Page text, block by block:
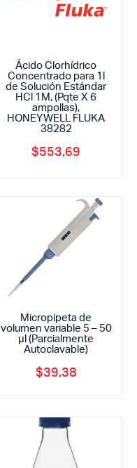
Ácido Clorhídrico
Concentrado para 1l
de Solución Estándar
HCl 1M, (Pqte X 6
ampollas),
HONEYWELL FLUKA
38282
$553,69
Micropipeta de
volumen variable 5 – 50
μl (Parcialmente
Autoclavable)
$39,38